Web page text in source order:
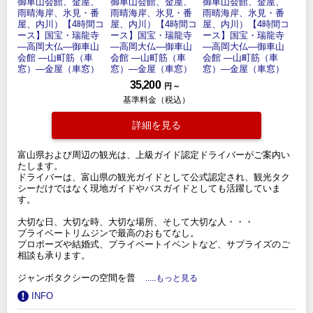
35,200 円 ～
基準料金（税込）
詳細を見る
富山県および周辺の観光は、上級ガイド認定ドライバーがご案内い
たします。
ドライバーは、富山県の観光ガイドとして公式認定され、観光タク
シーだけではなく現地ガイドやバスガイドとしても活躍していま
す。
大切な日、大切な時、大切な場所、そして大切な人・・・
プライベートリムジンで最高のおもてなし。
プロポーズや結婚式、プライベートイベントなど、サプライズのご
相談も承ります。
ジャンボタクシーの空間を普 .....もっと見る
INFO